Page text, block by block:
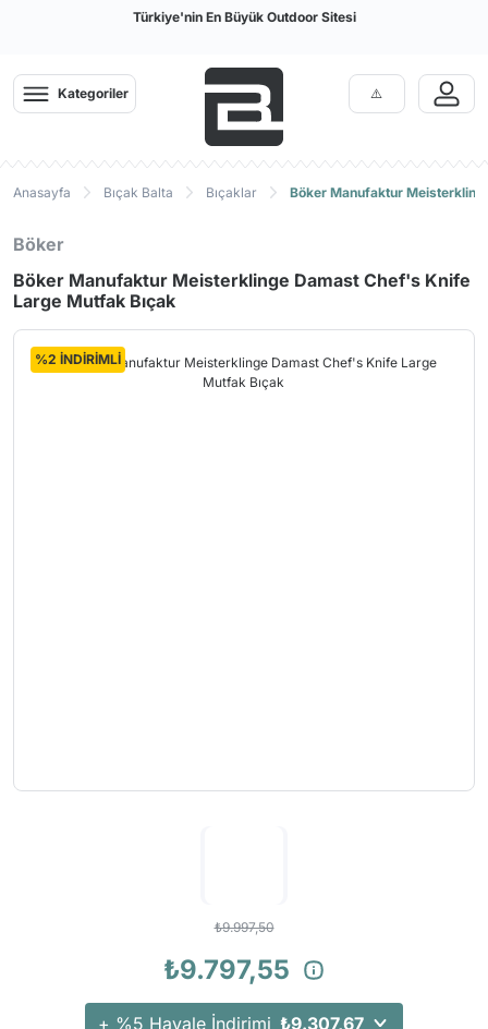
Türkiye'nin En Büyük Outdoor Sitesi
Kategoriler
Anasayfa Bıçak Balta Bıçaklar Böker Manufaktur
Böker
Böker Manufaktur Meisterklinge Damast Chef's Knife
Large Mutfak Bıçak
%2 İNDİRİMLİ
₺9.997,50
₺9.797,55
+ %5 Havale İndirimi ₺9.307,67